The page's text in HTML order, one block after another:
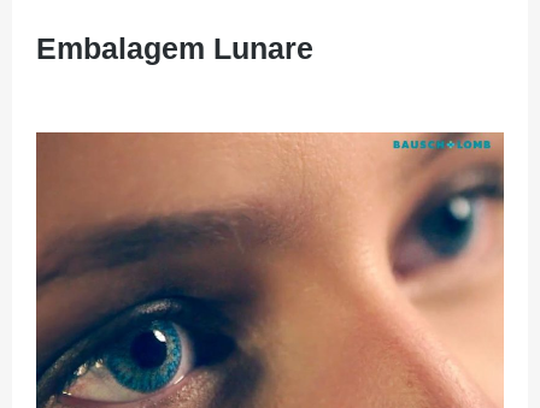
Embalagem Lunare